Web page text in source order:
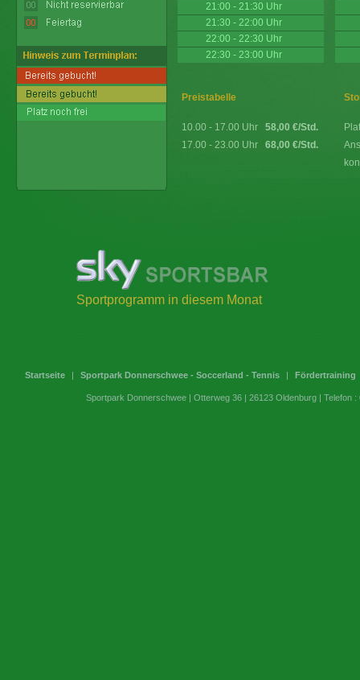
21:00 - 21:30 Uhr
21:30 - 22:00 Uhr
22:00 - 22:30 Uhr
22:30 - 23:00 Uhr
Preistabelle
10.00 - 17.00 Uhr
58,00 €/Std.
17.00 - 23.00 Uhr
68,00 €/Std.
Sportprogramm in diesem Monat
Startseite | Sportpark Donnerschwee - Soccerland - Tennis | Fördertraining
Sportpark Donnerschwee | Otterweg 36 | 26123 Oldenburg |